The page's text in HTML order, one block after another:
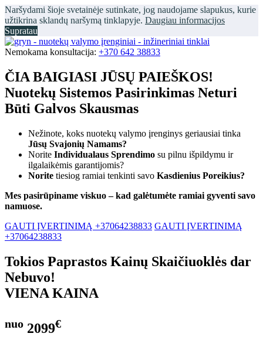
Naršydami šioje svetainėje sutinkate, jog naudojame slapukus, kurie
užtikrina sklandų naršymą tinklapyje. Daugiau informacijos
Supratau
Nemokama konsultacija: +370 642 38833
ČIA BAIGIASI JŪSŲ PAIEŠKOS!
Nuotekų Sistemos Pasirinkimas Neturi
Būti Galvos Skausmas
Nežinote, koks nuotekų valymo įrenginys geriausiai tinka
Jūsų Svajonių Namams?
Norite Individualaus Sprendimo su pilnu išpildymu ir
ilgalaikėmis garantijomis?
Norite tiesiog ramiai tenkinti savo Kasdienius Poreikius?
Mes pasirūpiname viskuo – kad galėtumėte ramiai gyventi savo
namuose.
GAUTI ĮVERTINIMĄ +37064238833 GAUTI ĮVERTINIMĄ
+37064238833
Tokios Paprastos Kainų Skaičiuoklės dar
Nebuvo!
VIENA KAINA
nuo 2099€